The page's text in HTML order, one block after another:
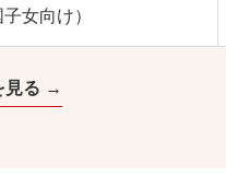
女向け）
見る →